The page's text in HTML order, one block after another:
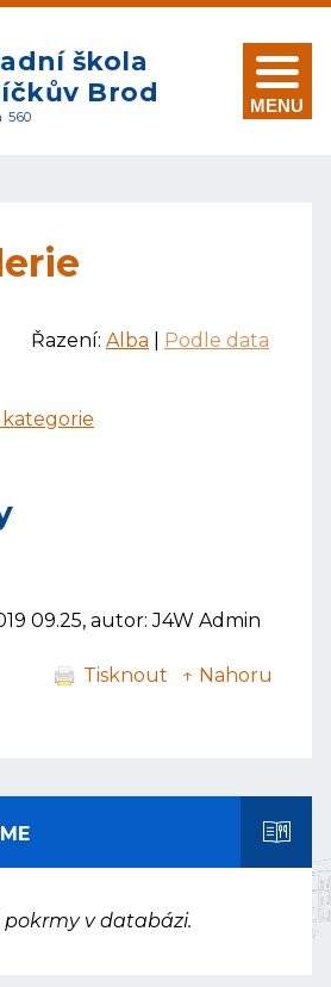
škola
Brod
560
MENU
Řazení: Alba Podle data
09.25, autor: J4W Admin
Tisknout ↑ Nahoru
pokrmy v databázi.